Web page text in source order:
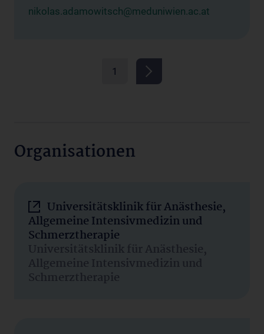
nikolas.adamowitsch@meduniwien.ac.at
1
Organisationen
Universitätsklinik für Anästhesie,
Allgemeine Intensivmedizin und
Schmerztherapie
Universitätsklinik für Anästhesie,
Allgemeine Intensivmedizin und
Schmerztherapie